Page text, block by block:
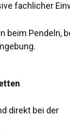
fachlicher
beim Pendeln,
direkt bei der